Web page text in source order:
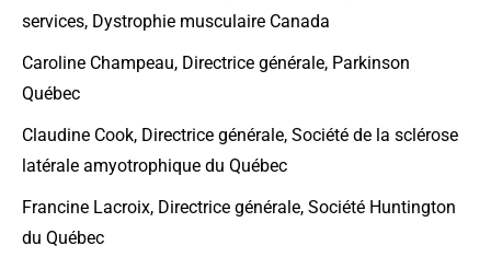
services, Dystrophie musculaire Canada
Caroline Champeau, Directrice générale, Parkinson
Québec
Claudine Cook, Directrice générale, Société de la sclérose
latérale amyotrophique du Québec
Francine Lacroix, Directrice générale, Société Huntington
du Québec